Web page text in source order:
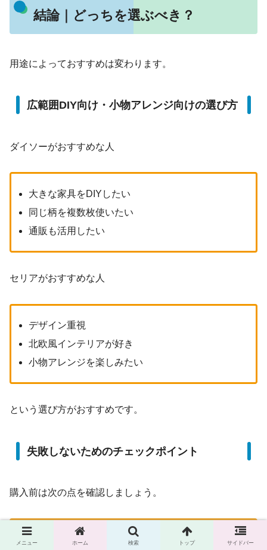
結論｜どっちを選ぶべき？
用途によっておすすめは変わります。
広範囲DIY向け・小物アレンジ向けの選び方
ダイソーがおすすめな人
大きな家具をDIYしたい
同じ柄を複数枚使いたい
通販も活用したい
セリアがおすすめな人
デザイン重視
北欧風インテリアが好き
小物アレンジを楽しみたい
という選び方がおすすめです。
失敗しないためのチェックポイント
購入前は次の点を確認しましょう。
サイズを測る
メニュー ホーム 検索 トップ サイドバー